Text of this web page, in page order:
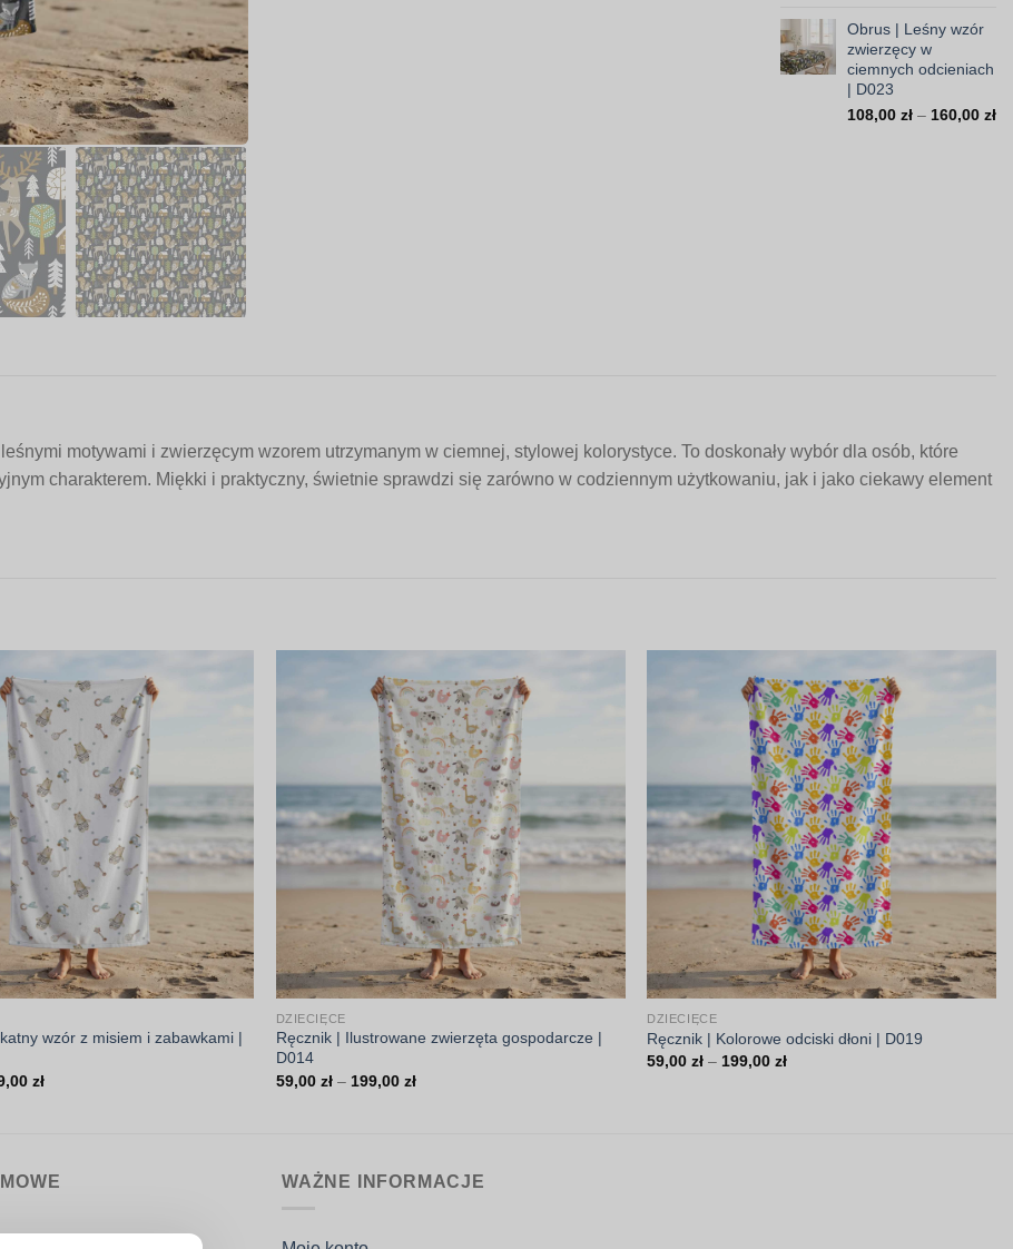
do
Obrus | Leśny wzór
zwierzęcy w
ciemnych odcieniach
| D023
108,00 zł – 160,00 zł
motywami i zwierzęcym wzorem utrzymanym w ciemnej, stylowej kolorystyce. To doskonały wybór dla osób, które
charakterem. Miękki i praktyczny, świetnie sprawdzi się zarówno w codziennym użytkowaniu, jak i jako ciekawy element
wzór z misiem i zabawkami |
złZakres
DZIECIĘCE
Ręcznik | Ilustrowane zwierzęta gospodarcze |
D014
59,00 zł – 199,00 złZakres
DZIECIĘCE
Ręcznik | Kolorowe odciski dłoni | D019
59,00zł – 199,00złZakres
WAŻNE INFORMACJE